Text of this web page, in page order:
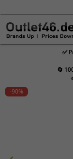
✅
🔄
-90%